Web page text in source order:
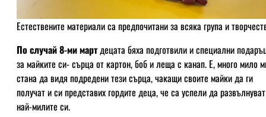
Естествените материали са предпочитани за всяка група и
По случай 8-ми мартдецата бяха подготвили и специални
за майките си- сърца от картон, боб и леща с канап. Е, много мило
стана да видя подредени тези сърца, чакащи своите майки да ги
получат и си представих гордите деца, че са успели да развълнуват
най-милите си.